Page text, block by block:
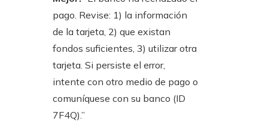
pago. Revise: 1) la información
de la tarjeta, 2) que existan
fondos suficientes, 3) utilizar otra
tarjeta. Si persiste el error,
intente con otro medio de pago o
comuníquese con su banco (ID
7F4Q).”